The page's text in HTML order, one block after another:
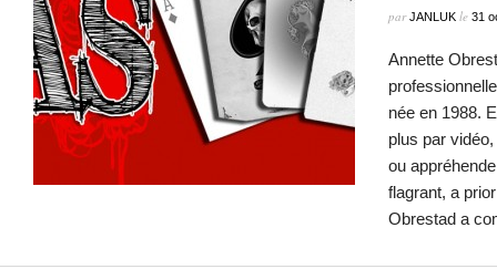
parJANLUK le 31
Annette
née en 1988.
plus par
ou
flagrant, a
Obrestad a